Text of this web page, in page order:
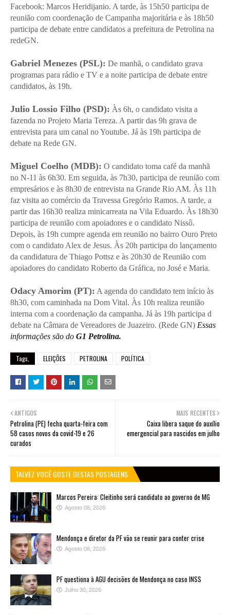
Facebook: Marcos Heridijanio. A tarde, às 15h50 participa de
reunião com coordenação de Campanha majoritária e às 18h50
participa de debate entre candidatos a prefeitura de Petrolina na
redeGN.
Gabriel Menezes (PSL): De manhã, o candidato grava
programas para rádio e TV e a noite participa de debate entre
candidatos, às 19h.
Julio Lossio Filho (PSD): Às 6h, o candidato visita a
fazenda no Projeto Maria Tereza. A partir das 9h grava de
entrevista para um canal no Youtube. Já às 19h participa de
debate na Rede GN.
Miguel Coelho (MDB): O candidato toma café da manhã
no N-11 às 6h30. Em seguida, às 7h30, participa de reunião com
empresários e às 8h30 de entrevista na Grande Rio AM. Às 11h
faz visita ao comércio da Travessa Gregório Ramos. A tarde, a
partir das 16h30 realiza minicarreata na Vila Eduardo. Às 18h30
participa de reunião com apoiadores e o candidato Nissô.
Depois, às 19h cumpre agenda em reunião no bairro Ouro Preto
com o candidato Alex de Jesus. Às 20h participa do lançamento
da candidatura de Thiago Pottsz e às 20h30 de Reunião com
apoiadores do candidato Roberto da Gráfica, no José e Maria.
Odacy Amorim (PT): A agenda do candidato tem início às
8h30, com caminhada na Dom Vital. Às 10h realiza reunião
interna com a coordenação da campanha. Já às 19h participa d
debate na Câmara de Vereadores de Juazeiro. (Rede GN) Essas
informações são do G1 Petrolina.
Tags, ELEIÇÕES PETROLINA POLÍTICA
MAIS RECENTES
Caixa libera saque do auxílio
emergencial para nascidos em julho
ANTIGOS
Petrolina (PE) fecha quarta-feira com
58 casos novos da covid-19 e 26
curados
TALVEZ VOCÊ GOSTE DESTAS POSTAGENS
Marcos Pereira: Cleitinho será candidato ao governo de MG
Agosto 08, 2026
Mendonça e diretor da PF vão se reunir para conter crise
Agosto 08, 2026
PF questiona à AGU decisões de Mendonça no caso INSS
Julho 30, 2026